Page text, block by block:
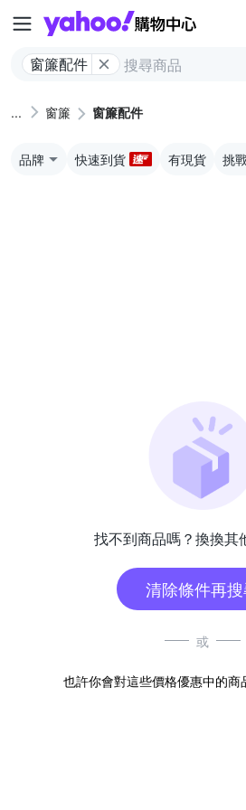
窗簾配件
窗簾 窗簾配件
品牌 快速到貨 有現貨 挑
找不到商品嗎？換換其
清除條件再
或
也許你會對這些價格優惠中的商